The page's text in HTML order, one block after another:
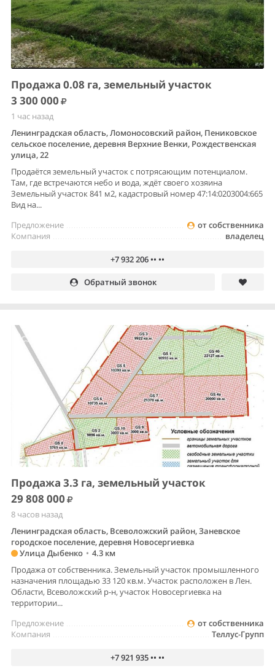
Продажа 0.08 га, земельный участок
3 300 000
1 час назад
Ленинградская область, Ломоносовский район, Пениковское
сельское поселение, деревня Верхние Венки, Рождественская
улица, 22
Продаётся земельный участок с потрясающим потенциалом.
Там, где встречаются небо и вода, ждёт своего хозяина
Земельный участок 841 м2, кадастровый номер 47:14:0203004:665
Вид на...
от собственника
Предложение
владелец
Компания
+7 932 206 •• ••
Обратный звонок
Продажа 3.3 га, земельный участок
29 808 000
8 часов назад
Ленинградская область, Всеволожский район, Заневское
городское поселение, деревня Новосергиевка
Улица Дыбенко • 4.3 км
Продажа от собственника. Земельный участок промышленного
назначения площадью 33 120 кв.м. Участок расположен в Лен.
Области, Всеволожский р-н, участок Новосергиевка на
территории...
от собственника
Предложение
Теллус-Групп
Компания
+7 921 935 •• ••